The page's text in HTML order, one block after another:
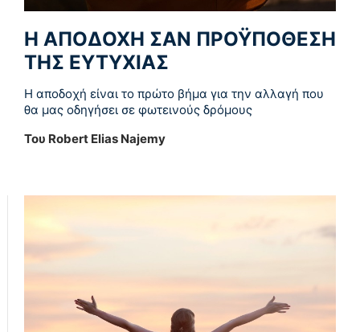
Η ΑΠΟΔΟΧΗ ΣΑΝ ΠΡΟΫΠΟΘΕΣΗ
ΤΗΣ ΕΥΤΥΧΙΑΣ
Η αποδοχή είναι το πρώτο βήμα για την αλλαγή που
θα μας οδηγήσει σε φωτεινούς δρόμους
Του Robert Elias Najemy